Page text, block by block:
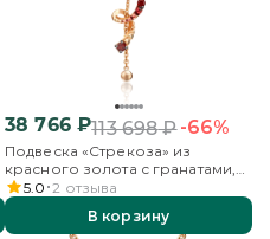
38 766₽113 698₽-66%
Подвеска «Стрекоза» из
красного золота с гранатами,
бесцветными топазами и
эмалью
5.0 2 отзыва
В корзину